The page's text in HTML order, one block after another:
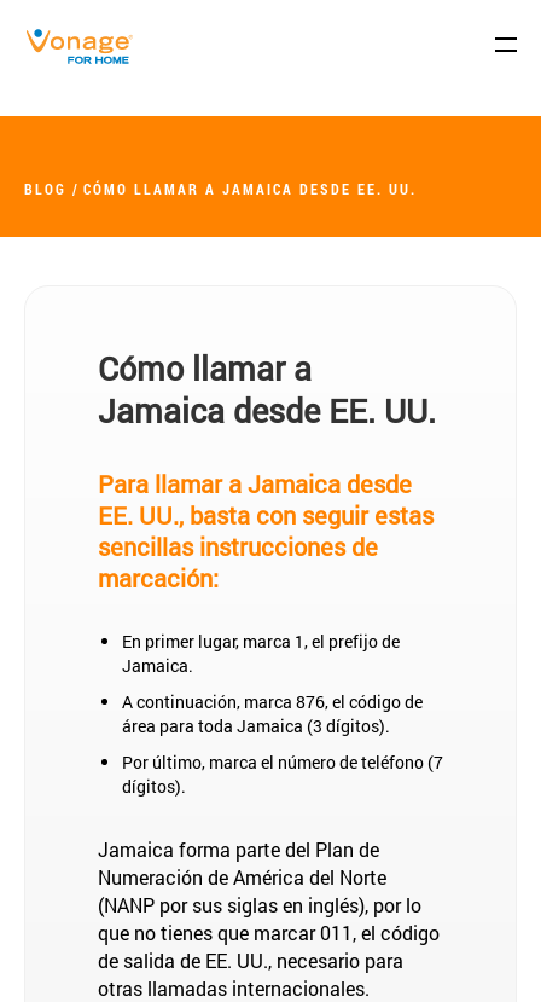
BLOG CÓMO LLAMAR A JAMAICA DESDE EE. UU.
Cómo llamar a
Jamaica desde EE. UU.
Para llamar a Jamaica desde
EE. UU., basta con seguir estas
sencillas instrucciones de
marcación:
En primer lugar, marca 1, el prefijo de
Jamaica.
A continuación, marca 876, el código de
área para toda Jamaica (3 dígitos).
Por último, marca el número de teléfono (7
dígitos).
Jamaica forma parte del Plan de
Numeración de América del Norte
(NANP por sus siglas en inglés), por lo
que no tienes que marcar 011, el código
de salida de EE. UU., necesario para
otras llamadas internacionales.